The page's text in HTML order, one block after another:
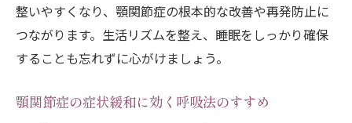
整いやすくなり、顎関節症の根本的な改善や再発防止に
つながります。生活リズムを整え、睡眠をしっかり確保
することも忘れずに心がけましょう。
顎関節症の症状緩和に効く呼吸法のすすめ